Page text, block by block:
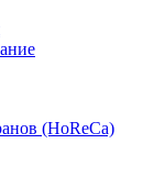
(HoReCa)